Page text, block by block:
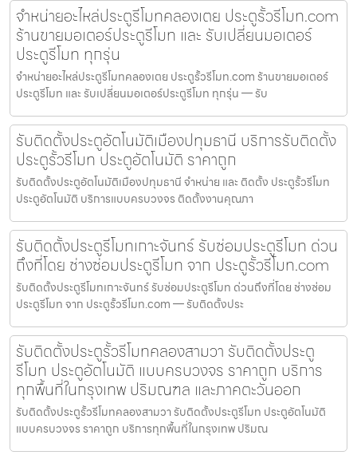
จำหน่ายอะไหล่ประตูรีโมทคลองเตย ประตูรั้วรีโมท.com
ร้านขายมอเตอร์ประตูรีโมท และ รับเปลี่ยนมอเตอร์
ประตูรีโมท ทุกรุ่น
จำหน่ายอะไหล่ประตูรีโมทคลองเตย ประตูรั้วรีโมท.com ร้านขายมอเตอร์
ประตูรีโมท และ รับเปลี่ยนมอเตอร์ประตูรีโมท ทุกรุ่น — รับ
รับติดตั้งประตูอัตโนมัติเมืองปทุมธานี บริการรับติดตั้ง
ประตูรั้วรีโมท ประตูอัตโนมัติ ราคาถูก
รับติดตั้งประตูอัตโนมัติเมืองปทุมธานี จำหน่าย และ ติดตั้ง ประตูรั้วรีโมท
ประตูอัตโนมัติ บริการแบบครบวงจร ติดตั้งงานคุณภา
รับติดตั้งประตูรีโมทเกาะจันทร์ รับซ่อมประตูรีโมท ด่วน
ถึงที่โดย ช่างซ่อมประตูรีโมท จาก ประตูรั้วรีโมท.com
รับติดตั้งประตูรีโมทเกาะจันทร์ รับซ่อมประตูรีโมท ด่วนถึงที่โดย ช่างซ่อม
ประตูรีโมท จาก ประตูรั้วรีโมท.com — รับติดตั้งประ
รับติดตั้งประตูรั้วรีโมทคลองสามวา รับติดตั้งประตู
รีโมท ประตูอัตโนมัติ แบบครบวงจร ราคาถูก บริการ
ทุกพื้นที่ในกรุงเทพ ปริมณฑล และภาคตะวันออก
รับติดตั้งประตูรั้วรีโมทคลองสามวา รับติดตั้งประตูรีโมท ประตูอัตโนมัติ
แบบครบวงจร ราคาถูก บริการทุกพื้นที่ในกรุงเทพ ปริมณ